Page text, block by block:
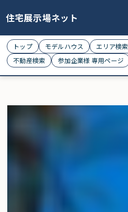
住宅展示場ネット
トップ モデルハウス エリア検索
不動産検索
参加企業様 専用ページ